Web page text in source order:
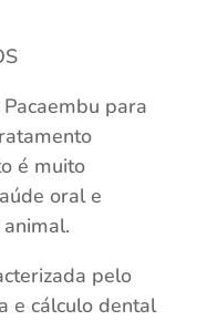
para
é muito
oral e
pelo
e cálculo dental